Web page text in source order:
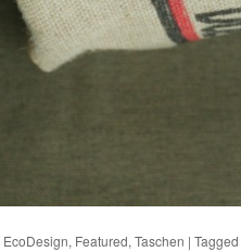
EcoDesign, Featured, Taschen | Tagged